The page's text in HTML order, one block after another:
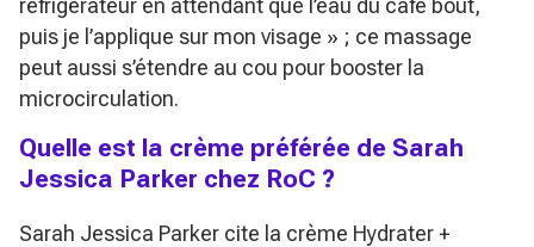
réfrigérateur en attendant que l’eau du café bout,
puis je l’applique sur mon visage » ; ce massage
peut aussi s’étendre au cou pour booster la
microcirculation.
Quelle est la crème préférée de Sarah
Jessica Parker chez RoC ?
Sarah Jessica Parker cite la crème Hydrater +